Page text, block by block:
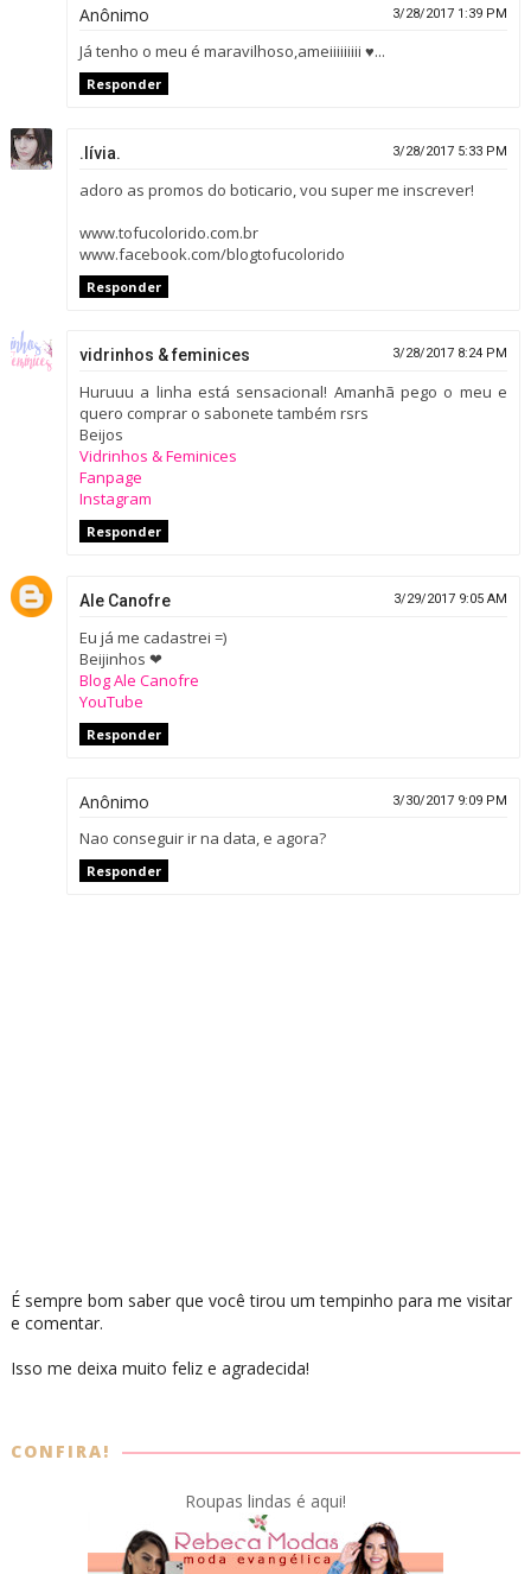
Anônimo 3/28/2017 1:39 PM
Já tenho o meu é maravilhoso,ameiiiiiiiii ♥...
Responder
.lívia. 3/28/2017 5:33 PM
adoro as promos do boticario, vou super me inscrever!
www.tofucolorido.com.br
www.facebook.com/blogtofucolorido
Responder
vidrinhos & feminices 3/28/2017 8:24 PM
Huruuu a linha está sensacional! Amanhã pego o meu e
quero comprar o sabonete também rsrs
Beijos
Vidrinhos & Feminices
Fanpage
Instagram
Responder
Ale Canofre 3/29/2017 9:05 AM
Eu já me cadastrei =)
Beijinhos ❤
Blog Ale Canofre
YouTube
Responder
Anônimo 3/30/2017 9:09 PM
Nao conseguir ir na data, e agora?
Responder
É sempre bom saber que você tirou um tempinho para me visitar
e comentar.
Isso me deixa muito feliz e agradecida!
CONFIRA!
Roupas lindas é aqui!